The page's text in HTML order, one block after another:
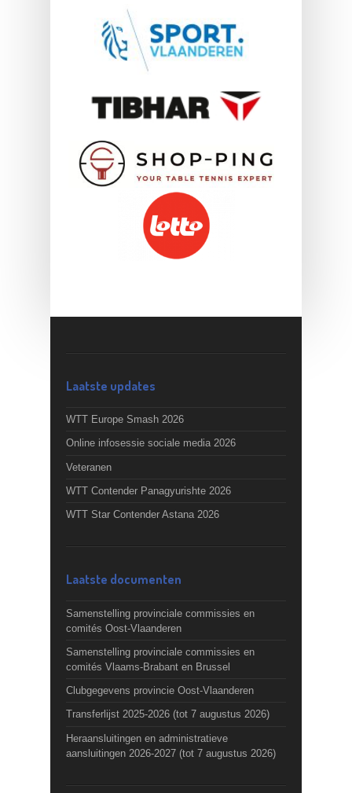
Laatste updates
WTT Europe Smash 2026
Online infosessie sociale media 2026
Veteranen
WTT Contender Panagyurishte 2026
WTT Star Contender Astana 2026
Laatste documenten
Samenstelling provinciale commissies en
comités Oost-Vlaanderen
Samenstelling provinciale commissies en
comités Vlaams-Brabant en Brussel
Clubgegevens provincie Oost-Vlaanderen
Transferlijst 2025-2026 (tot 7 augustus 2026)
Heraansluitingen en administratieve
aansluitingen 2026-2027 (tot 7 augustus 2026)